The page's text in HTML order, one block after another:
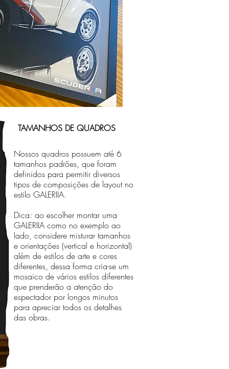
TAMANHOS DE QUADROS
Nossos quadros possuem até 6
tamanhos padrões, que foram
definidos para permitir diversos
tipos de composições de layout no
estilo GALERIIA.
Dica: ao escolher montar uma
GALERIIA como no exemplo ao
lado, considere misturar tamanhos
e orientações (vertical e horizontal)
além de estilos de arte e cores
diferentes, dessa forma cria-se um
mosaico de vários estilos diferentes
que prenderão a atenção do
espectador por longos minutos
para apreciar todos os detalhes
das obras.